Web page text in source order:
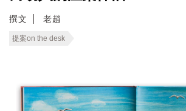
撰文 老趙
提案on the desk